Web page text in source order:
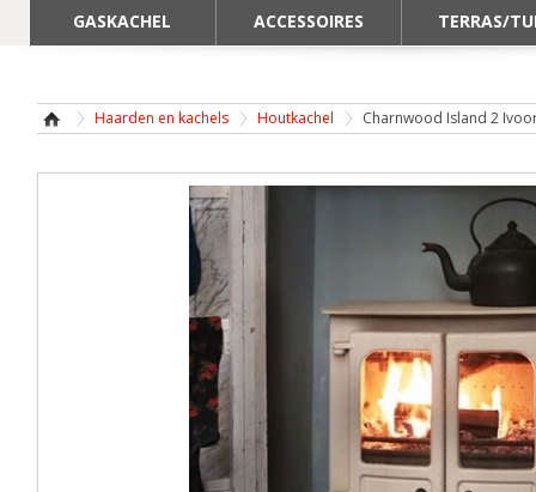
GASKACHEL ACCESSOIRES TERRAS/
Haarden en kachels Houtkachel Charnwood Island 2